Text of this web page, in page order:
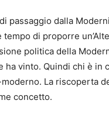
passaggio dalla
di proporre
politica della
ha vinto. Quindi chi è in
La riscoperta
concetto.